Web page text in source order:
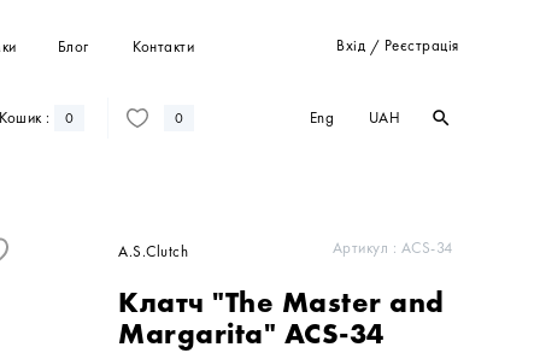
Вхід / Реєстрація
Блог Контакти
Eng UAH search
search
Кошик : 0 0
Артикул : ACS-34
A.S.Clutch
Клатч "The Master and
Margarita" ACS-34